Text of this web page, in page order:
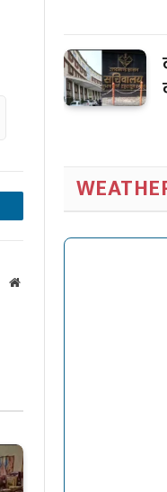
Website